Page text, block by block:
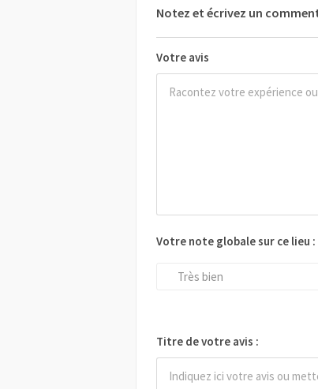
Notez et écrivez un
Votre avis
Votre note globale sur ce lieu :
Très bien
Titre de votre avis :